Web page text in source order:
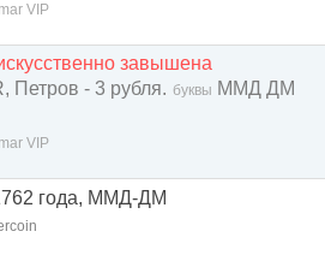
VIP
завышена
Петров - 3 рубля. буквы ММД ДМ
VIP
года, ММД-ДМ